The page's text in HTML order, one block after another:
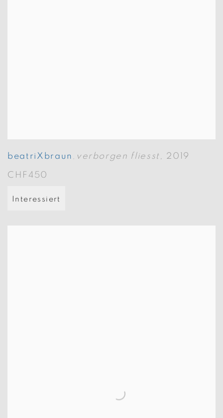
beatriXbraun verborgen fliesst, 2019
CHF450
Interessiert